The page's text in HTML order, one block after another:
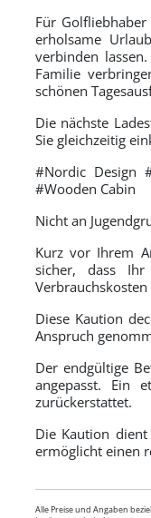
Für
erholsame
verbinden
Familie
schönen
Die nächste
Sie gleichzeitig
#Nordic Design
#Wooden Cabin
Nicht an
Kurz vor Ihrem
sicher, dass Ihr
Verbrauchskosten
Diese Kaution
Anspruch
Der endgültige
angepasst. Ein
zurückerstattet.
Die Kaution
ermöglicht einen
Alle Preise und Angaben